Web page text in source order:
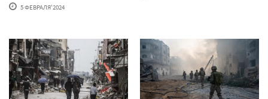
5 ФЕВРАЛЯ'2024